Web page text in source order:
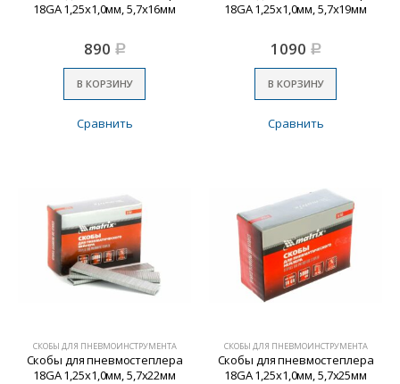
18GA 1,25х1,0мм, 5,7х16мм
890 Р
В КОРЗИНУ
Сравнить
18GA 1,25х1,0мм, 5,7х19мм
1090 Р
В КОРЗИНУ
Сравнить
СКОБЫ ДЛЯ ПНЕВМОИНСТРУМЕНТА
Скобы для пневмостеплера
18GA 1,25х1,0мм, 5,7х22мм
СКОБЫ ДЛЯ ПНЕВМОИНСТРУМЕНТА
Скобы для пневмостеплера
18GA 1,25х1,0мм, 5,7х25мм